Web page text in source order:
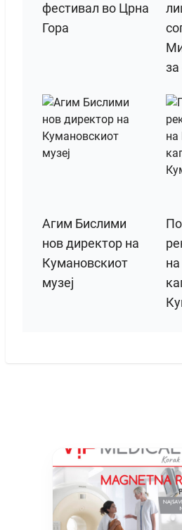
фестивал во Црна
Гора
Агим Бислими
нов директор на
Кумановскиот
музеј